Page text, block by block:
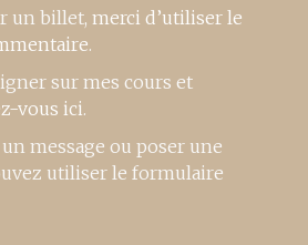
un billet, merci d’utiliser le
.
sur mes cours et
vous ici.
message ou poser une
utiliser le formulaire